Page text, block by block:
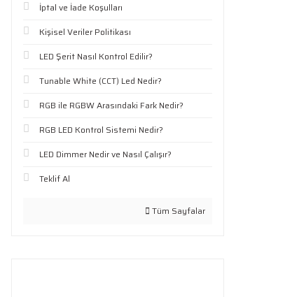
İptal ve İade Koşulları
Kişisel Veriler Politikası
LED Şerit Nasıl Kontrol Edilir?
Tunable White (CCT) Led Nedir?
RGB ile RGBW Arasındaki Fark Nedir?
RGB LED Kontrol Sistemi Nedir?
LED Dimmer Nedir ve Nasıl Çalışır?
Teklif Al
Tüm Sayfalar